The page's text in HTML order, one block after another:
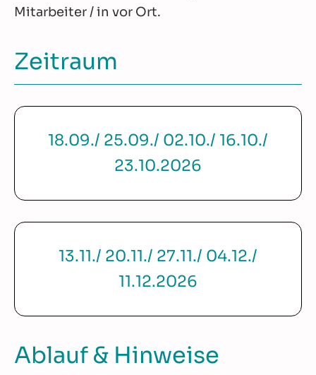
Mitarbeiter / in vor Ort.
Zeitraum
18.09./ 25.09./ 02.10./ 16.10./
23.10.2026
13.11./ 20.11./ 27.11./ 04.12./
11.12.2026
Ablauf & Hinweise